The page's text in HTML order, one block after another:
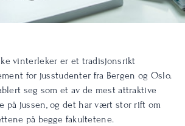
vinterleker er et tradisjonsrikt
for jusstudenter fra Bergen og Oslo.
seg som et av de mest attraktive
på jussen, og det har vært stor rift om
på begge fakultetene.